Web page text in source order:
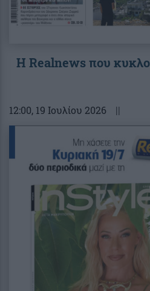
Η Realnews που
12:00, 19 Ιουλίου 2026 ||